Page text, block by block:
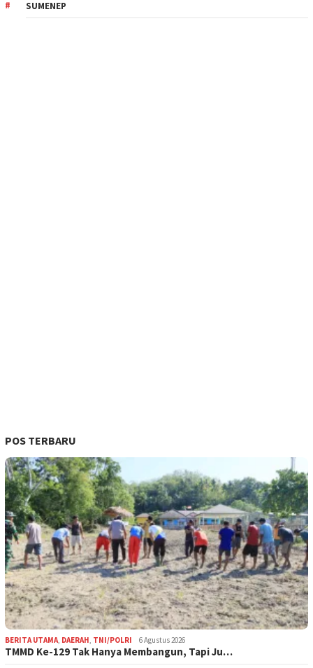
SUMENEP
POS TERBARU
BERITA UTAMA, DAERAH, TNI/POLRI 6 Agustus 2026
TMMD Ke-129 Tak Hanya Membangun, Tapi Ju…